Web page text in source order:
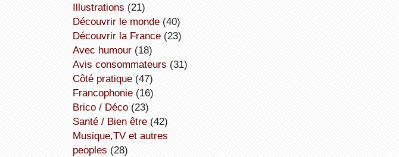
illustrations (21)
découvrir le monde(40)
découvrir la France(23)
avec humour(18)
avis consommateurs (31)
côté pratique(47)
Francophonie(16)
Brico / Déco(23)
Santé / Bien être(42)
Musique,TV et autres
peoples (28)